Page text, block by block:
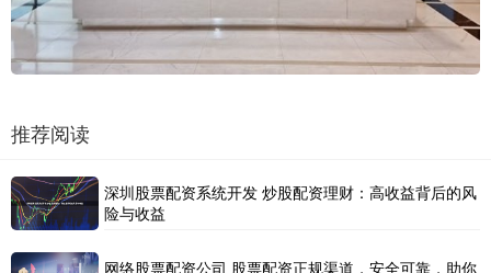
推荐阅读
深圳股票配资系统开发 炒股配资理财：高收益背后的风
险与收益
网络股票配资公司 股票配资正规渠道，安全可靠，助你